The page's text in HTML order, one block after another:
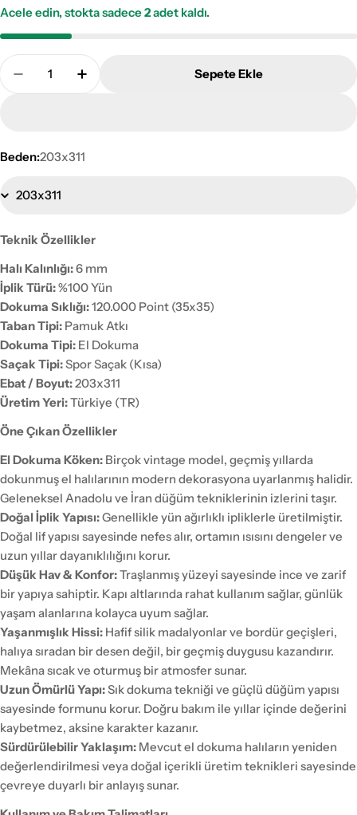
Acele edin, stokta sadece2adet kaldı.
Adet
Naar Vintage El Dokuma Yün Halı 203x311 Adetini
Naar Vintage El Dokuma Yün Halı
Sepete Ekle
Beden:203x311
Teknik Özellikler
Halı Kalınlığı:6 mm
İplik Türü:%100 Yün
Dokuma Sıklığı:120.000 Point (35x35)
Taban Tipi: Pamuk Atkı
Dokuma Tipi: El Dokuma
Saçak Tipi:Spor Saçak (Kısa)
Ebat / Boyut:203x311
Üretim Yeri:Türkiye (TR)
Öne Çıkan Özellikler
El Dokuma Köken: Birçok vintage model, geçmiş yıllarda
dokunmuş el halılarının modern dekorasyona uyarlanmış halidir.
Geleneksel Anadolu ve İran düğüm tekniklerinin izlerini taşır.
Doğal İplik Yapısı:Genellikle yün ağırlıklı ipliklerle üretilmiştir.
Doğal lif yapısı sayesinde nefes alır, ortamın ısısını dengeler ve
uzun yıllar dayanıklılığını korur.
Düşük Hav & Konfor:Traşlanmış yüzeyi sayesinde ince ve zarif
bir yapıya sahiptir. Kapı altlarında rahat kullanım sağlar, günlük
yaşam alanlarına kolayca uyum sağlar.
Yaşanmışlık Hissi: Hafif silik madalyonlar ve bordür geçişleri,
halıya sıradan bir desen değil, bir geçmiş duygusu kazandırır.
Mekâna sıcak ve oturmuş bir atmosfer sunar.
Uzun Ömürlü Yapı:Sık dokuma tekniği ve güçlü düğüm yapısı
sayesinde formunu korur. Doğru bakım ile yıllar içinde değerini
kaybetmez, aksine karakter kazanır.
Sürdürülebilir Yaklaşım: Mevcut el dokuma halıların yeniden
değerlendirilmesi veya doğal içerikli üretim teknikleri sayesinde
çevreye duyarlı bir anlayış sunar.